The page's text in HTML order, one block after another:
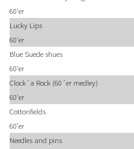
60'er
Lucky Lips
60'er
Blue Suede shues
60'er
Clock´a Rock (60´er medley)
60'er
Cottonfields
60'er
Needles and pins